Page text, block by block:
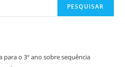
PESQUISAR
o 3º ano sobre sequência